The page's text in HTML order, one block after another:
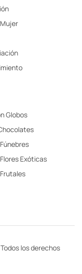
Globos
Exóticas
los derechos